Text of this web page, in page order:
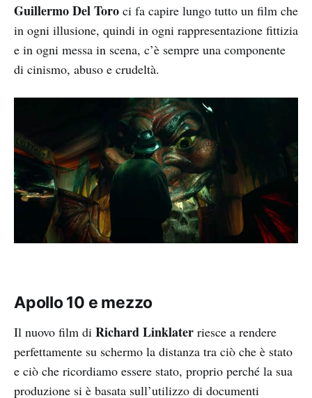
Guillermo Del Toro ci fa capire lungo tutto un film che
in ogni illusione, quindi in ogni rappresentazione fittizia
e in ogni messa in scena, c’è sempre una componente
di cinismo, abuso e crudeltà.
Apollo 10 e mezzo
Il nuovo film di Richard Linklater riesce a rendere
perfettamente su schermo la distanza tra ciò che è stato
e ciò che ricordiamo essere stato, proprio perché la sua
produzione si è basata sull’utilizzo di documenti